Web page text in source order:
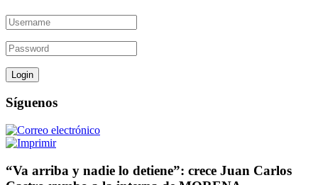
Síguenos
“Va arriba y nadie lo detiene”: crece Juan Carlos